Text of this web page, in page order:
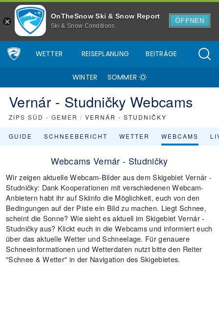
OnTheSnow Ski & Snow Report
Ski & Snow Conditions
ÖFFNEN
WETTER REISEPLANUNG BEITRÄGE
WINTER SOMMER
Vernár - Studničky Webcams
ZIPS SÜD - GEMER / VERNÁR - STUDNIČKY
GUIDE SCHNEEBERICHT WETTER WEBCAMS
Webcams Vernár - Studničky
Wir zeigen aktuelle Webcam-Bilder aus dem Skigebiet Vernár -
Studničky: Dank Kooperationen mit verschiedenen Webcam-
Anbietern habt ihr auf Skiinfo die Möglichkeit, euch von den
Bedingungen auf der Piste ein Bild zu machen. Liegt Schnee,
scheint die Sonne? Wie sieht es aktuell im Skigebiet Vernár -
Studničky aus? Klickt euch in die Webcams und informiert euch
über das aktuelle Wetter und Schneelage. Für genauere
Schneeinformationen und Wetterdaten nutzt bitte den Reiter
"Schnee & Wetter" in der Navigation des Skigebietes.